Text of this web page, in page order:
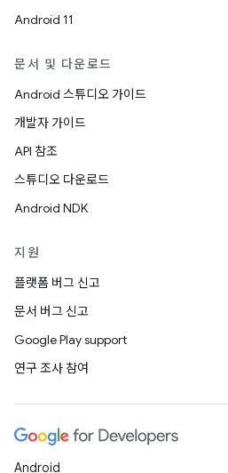
Android 11
문서 및 다운로드
Android 스튜디오 가이드
개발자 가이드
API 참조
스튜디오 다운로드
Android NDK
지원
플랫폼 버그 신고
문서 버그 신고
Google Play support
연구 조사 참여
Android